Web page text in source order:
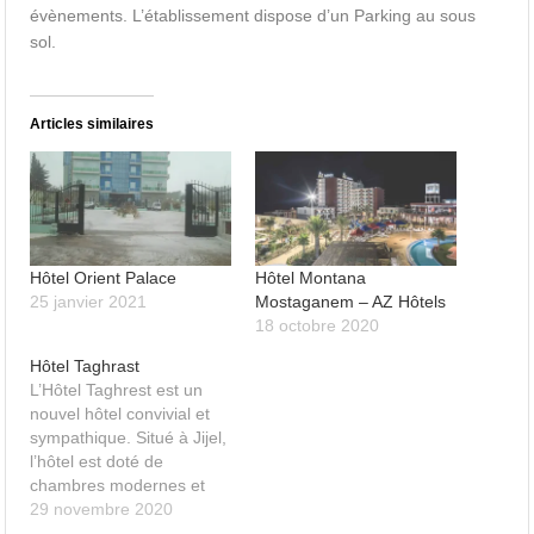
évènements. L’établissement dispose d’un Parking au sous
sol.
Articles similaires
Hôtel Orient Palace
25 janvier 2021
Hôtel Montana
Mostaganem – AZ Hôtels
18 octobre 2020
Hôtel Taghrast
L’Hôtel Taghrest est un
nouvel hôtel convivial et
sympathique. Situé à Jijel,
l’hôtel est doté de
chambres modernes et
bien équipées.
29 novembre 2020